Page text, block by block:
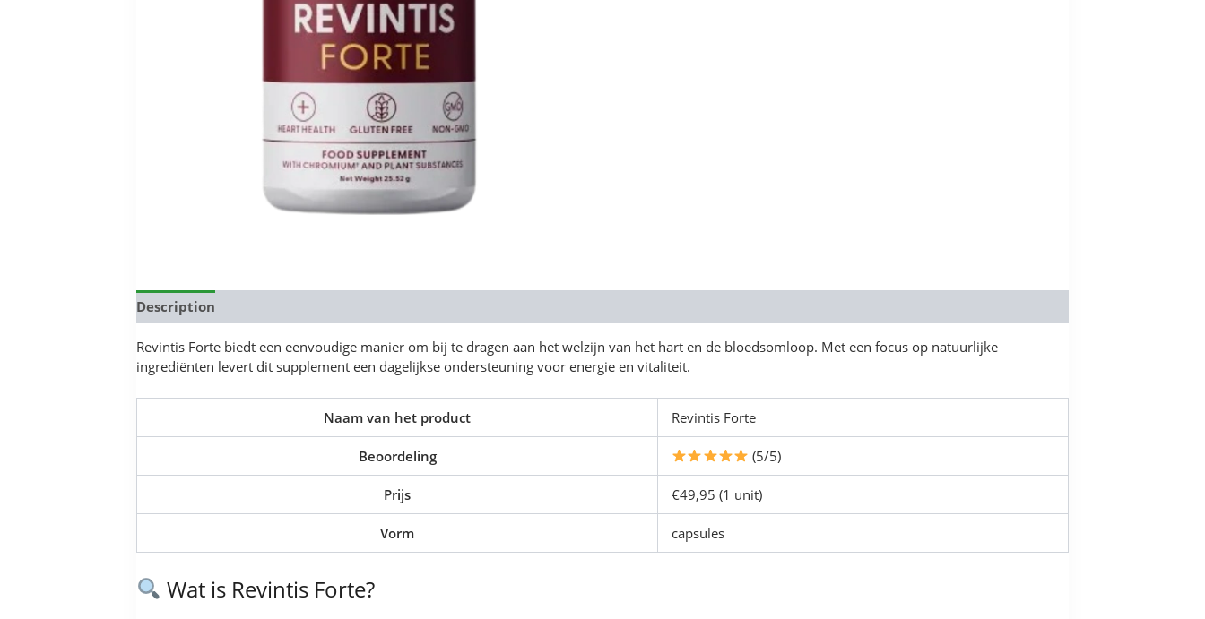
Description
Revintis Forte biedt een eenvoudige manier om bij te dragen aan het welzijn van het hart en de bloedsomloop. Met een focus op natuurlijke
ingrediënten levert dit supplement een dagelijkse ondersteuning voor energie en vitaliteit.
Naam van het product Revintis Forte
Beoordeling (5/5)
Prijs €49,95 (1 unit)
Vorm capsules
Wat is Revintis Forte?